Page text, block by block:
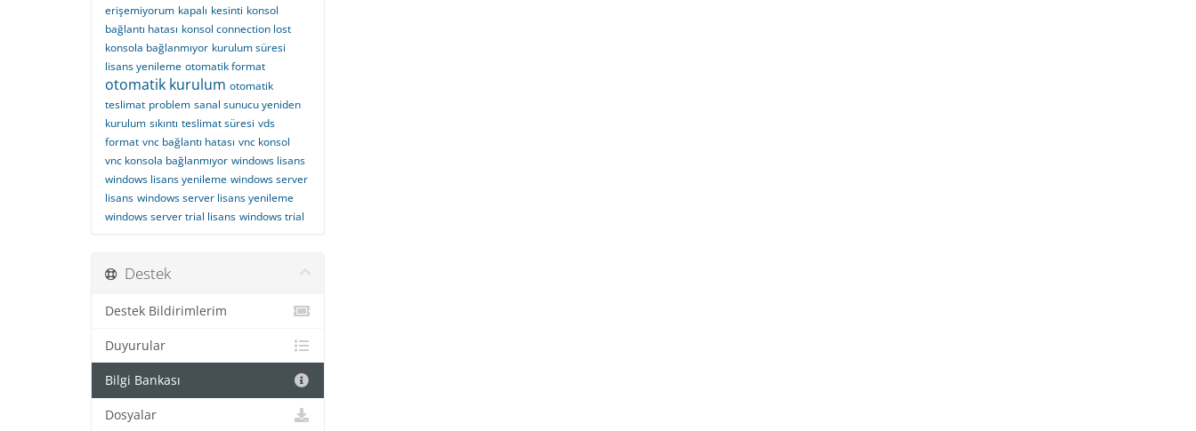
erişemiyorum kapalı kesinti konsol
bağlantı hatası konsol connection lost
konsola bağlanmıyor kurulum süresi
lisans yenileme otomatik format
otomatik kurulum otomatik
teslimat problem sanal sunucu yeniden
kurulum sıkıntı teslimat süresi vds
format vnc bağlantı hatası vnc konsol
vnc konsola bağlanmıyor windows lisans
windows lisans yenileme windows server
lisans windows server lisans yenileme
windows server trial lisans windows trial
Destek
Destek Bildirimlerim
Duyurular
Bilgi Bankası
Dosyalar